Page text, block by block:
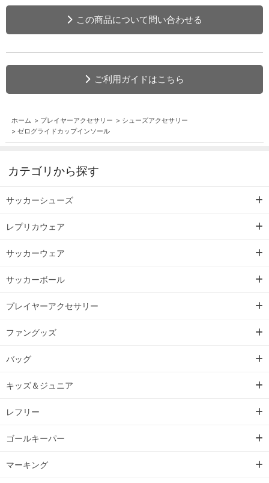
この商品について問い合わせる
ご利用ガイドはこちら
ホーム > プレイヤーアクセサリー > シューズアクセサリー
> ゼログライドカップインソール
カテゴリから探す
サッカーシューズ
レプリカウェア
サッカーウェア
サッカーボール
プレイヤーアクセサリー
ファングッズ
バッグ
キッズ＆ジュニア
レフリー
ゴールキーパー
マーキング